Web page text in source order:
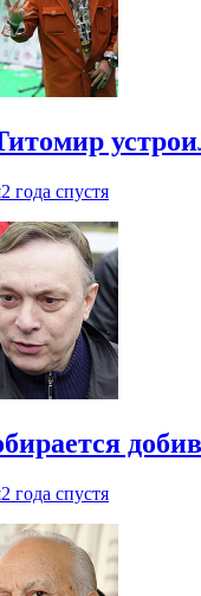
2 года спустя
2 года спустя